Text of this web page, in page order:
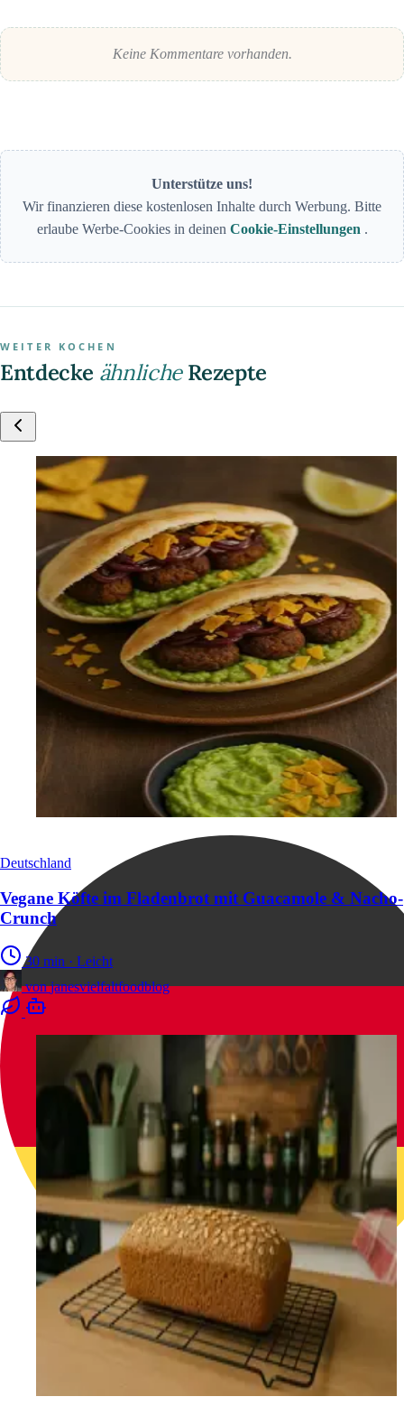
Keine Kommentare vorhanden.
Unterstütze uns!
Wir finanzieren diese kostenlosen Inhalte durch Werbung. Bitte
erlaube Werbe-Cookies in deinen Cookie-Einstellungen .
WEITER KOCHEN
Entdecke ähnlicheRezepte
Deutschland
Vegane Köfte im Fladenbrot mit Guacamole & Nacho-
Crunch
30 min · Leicht
von janesvielfaltfoodblog